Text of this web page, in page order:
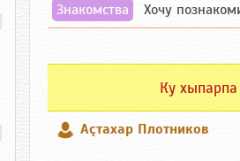
Знакомства Хочу
Ку
Аçтахар Плотников